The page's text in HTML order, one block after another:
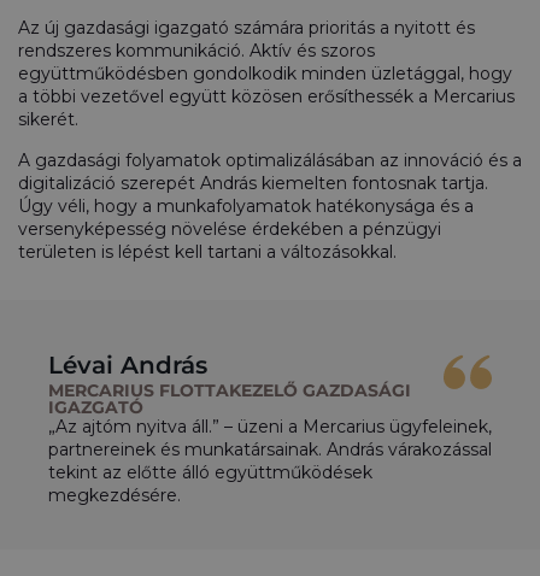
Az új gazdasági igazgató számára prioritás a nyitott és
rendszeres kommunikáció. Aktív és szoros
együttműködésben gondolkodik minden üzletággal, hogy
a többi vezetővel együtt közösen erősíthessék a Mercarius
sikerét.
A gazdasági folyamatok optimalizálásában az innováció és a
digitalizáció szerepét András kiemelten fontosnak tartja.
Úgy véli, hogy a munkafolyamatok hatékonysága és a
versenyképesség növelése érdekében a pénzügyi
területen is lépést kell tartani a változásokkal.
Lévai András
MERCARIUS FLOTTAKEZELŐ GAZDASÁGI
IGAZGATÓ
„Az ajtóm nyitva áll.” – üzeni a Mercarius ügyfeleinek,
partnereinek és munkatársainak. András várakozással
tekint az előtte álló együttműködések
megkezdésére.